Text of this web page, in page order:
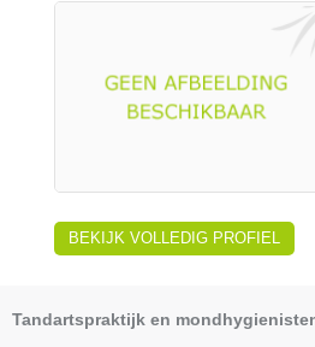
BEKIJK VOLLEDIG PROFIEL
Tandartspraktijk en